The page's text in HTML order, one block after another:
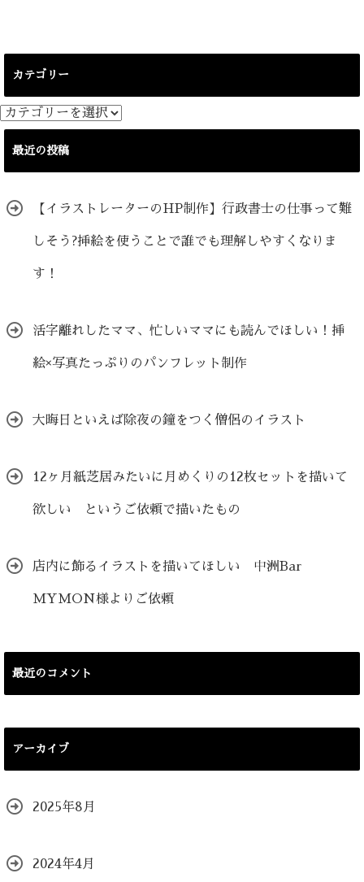
カテゴリー
カ
テ
最近の投稿
【イラストレーターのHP制作】行政書士の仕事って難
しそう?挿絵を使うことで誰でも理解しやすくなりま
す！
活字離れしたママ、忙しいママにも読んでほしい！挿
絵×写真たっぷりのパンフレット制作
大晦日といえば除夜の鐘をつく僧侶のイラスト
12ヶ月紙芝居みたいに月めくりの12枚セットを描いて
欲しい というご依頼で描いたもの
店内に飾るイラストを描いてほしい 中洲Bar
MYMON様よりご依頼
最近のコメント
アーカイブ
2025年8月
2024年4月